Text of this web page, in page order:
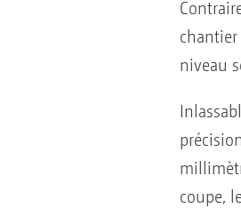
niveau
coupe,